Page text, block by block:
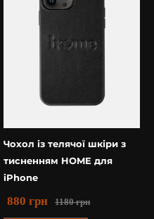
Чохол із телячої шкіри з
тисненням HOME для
iPhone
1180грн
880 грн